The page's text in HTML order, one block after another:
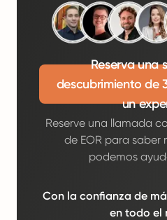
Reserva una
descubrimiento de
un
Reserve una llamada
de EOR para saber
podemos
Con la confianza de
en todo el